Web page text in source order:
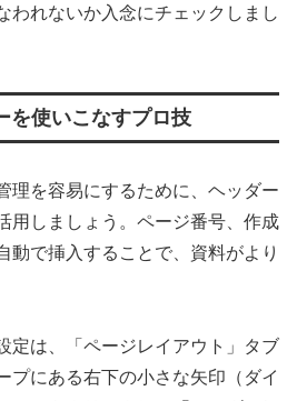
われないか入念にチェックしまし
を使いこなすプロ技
理を容易にするために、ヘッダー
用しましょう。ページ番号、作成
動で挿入することで、資料がより
定は、「ページレイアウト」タブ
プにある右下の小さな矢印（ダイ